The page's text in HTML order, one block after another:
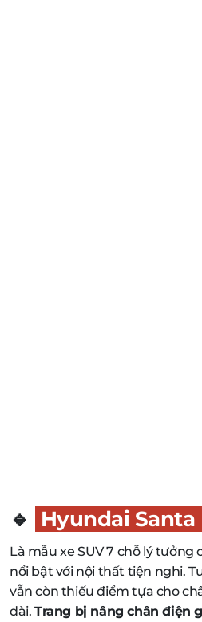
🔹 Hyundai Santa
Là mẫu xe SUV 7 chỗ lý tưởng
nổi bật với nội thất tiện nghi.
vẫn còn thiếu điểm tựa cho
dài.Trang bị nâng chân điện